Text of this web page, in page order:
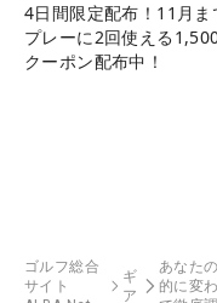
4日間限定配布！11月ま
プレーに2回使える
クーポン配布中！
ゴルフ総合
サイト
ギ
ア
あなた
的に変